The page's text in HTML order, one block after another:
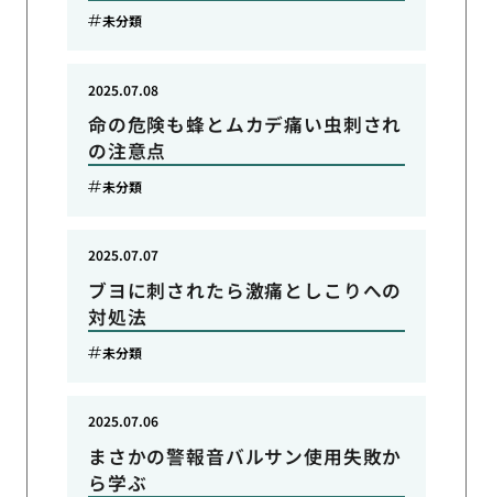
未分類
命の危険も蜂とムカデ痛い虫刺され
の注意点
2025.07.08
未分類
ブヨに刺されたら激痛としこりへの
対処法
2025.07.07
未分類
まさかの警報音バルサン使用失敗か
ら学ぶ
2025.07.06